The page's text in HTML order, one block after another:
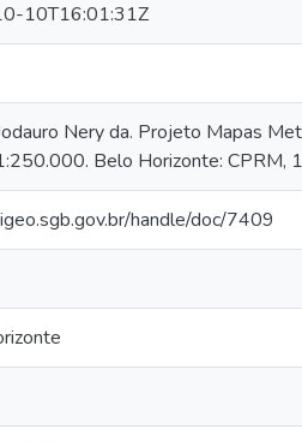
10T16:01:31Z
Nery da. Projeto Mapas
Belo Horizonte: CPRM,
handle/doc/7409